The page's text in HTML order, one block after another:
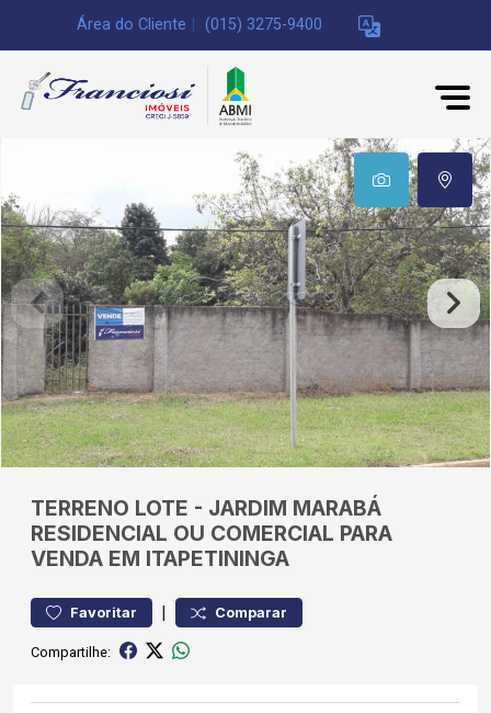
Área do Cliente (015) 3275-9400
TERRENO LOTE - JARDIM MARABÁ
RESIDENCIAL OU COMERCIAL PARA
VENDA EM ITAPETININGA
Favoritar | Comparar
Compartilhe: